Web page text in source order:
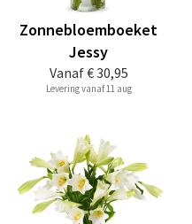
Vanaf€ 30,95
Zonnebloemboeket
Jessy
Levering vanaf 11 aug